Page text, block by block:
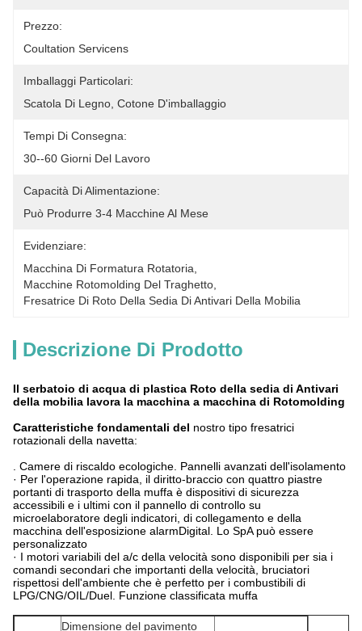
Prezzo:
Coultation Servicens
Imballaggi Particolari:
Scatola Di Legno, Cotone D'imballaggio
Tempi Di Consegna:
30--60 Giorni Del Lavoro
Capacità Di Alimentazione:
Può Produrre 3-4 Macchine Al Mese
Evidenziare:
Macchina Di Formatura Rotatoria
Macchine Rotomolding Del Traghetto
Fresatrice Di Roto Della Sedia Di Antivari Della Mobilia
Descrizione Di Prodotto
Il serbatoio di acqua di plastica Roto della sedia di Antivari
della mobilia lavora la macchina a macchina di Rotomolding
Caratteristiche fondamentali del nostro tipo fresatrici
rotazionali della navetta:
. Camere di riscaldo ecologiche. Pannelli avanzati dell'isolamento
· Per l'operazione rapida, il diritto-braccio con quattro piastre
portanti di trasporto della muffa è dispositivi di sicurezza
accessibili e i ultimi con il pannello di controllo su
microelaboratore degli indicatori, di collegamento e della
macchina dell'esposizione alarmDigital. Lo SpA può essere
personalizzato
· I motori variabili del a/c della velocità sono disponibili per sia i
comandi secondari che importanti della velocità, bruciatori
rispettosi dell'ambiente che è perfetto per i combustibili di
LPG/CNG/OIL/Duel. Funzione classificata muffa
Dimensione del pavimento